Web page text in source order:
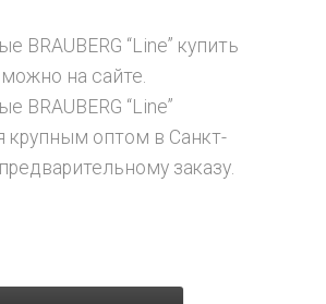
BRAUBERG “Line” купить
на сайте.
BRAUBERG “Line”
крупным оптом в Санкт-
заказу.